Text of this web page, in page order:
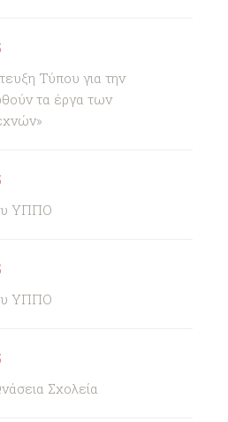
Τύπου για την
τα έργα των
ΥΠΠΟ
ΥΠΠΟ
Σχολεία